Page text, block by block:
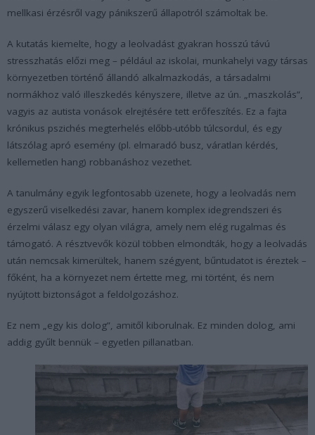
mellkasi érzésről vagy pánikszerű állapotról számoltak be.
A kutatás kiemelte, hogy a leolvadást gyakran hosszú távú
stresszhatás előzi meg – például az iskolai, munkahelyi vagy társas
környezetben történő állandó alkalmazkodás, a társadalmi
normákhoz való illeszkedés kényszere, illetve az ún. „maszkolás”,
vagyis az autista vonások elrejtésére tett erőfeszítés. Ez a fajta
krónikus pszichés megterhelés előbb-utóbb túlcsordul, és egy
látszólag apró esemény (pl. elmaradó busz, váratlan kérdés,
kellemetlen hang) robbanáshoz vezethet.
A tanulmány egyik legfontosabb üzenete, hogy a leolvadás nem
egyszerű viselkedési zavar, hanem komplex idegrendszeri és
érzelmi válasz egy olyan világra, amely nem elég rugalmas és
támogató. A résztvevők közül többen elmondták, hogy a leolvadás
után nemcsak kimerültek, hanem szégyent, bűntudatot is éreztek –
főként, ha a környezet nem értette meg, mi történt, és nem
nyújtott biztonságot a feldolgozáshoz.
Ez nem „egy kis dolog”, amitől kiborulnak. Ez minden dolog, ami
addig gyűlt bennük – egyetlen pillanatban.